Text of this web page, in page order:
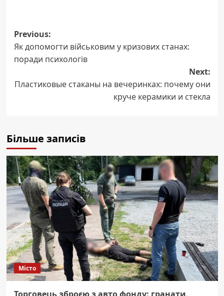
Post
navigation
Previous:
Як допомогти військовим у кризових станах:
поради психологів
Next:
Пластиковые стаканы на вечеринках: почему они
круче керамики и стекла
Більше записів
Місто